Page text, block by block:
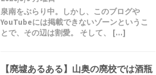
泉南をぶらり中。しかし、このブログや
YouTubeには掲載できないゾーンというこ
とで、その辺は割愛。 そして、 […]
【廃墟あるある】山奥の廃校では酒瓶